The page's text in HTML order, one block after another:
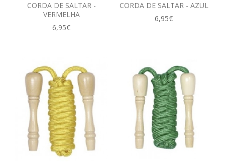
CORDA DE SALTAR -
VERMELHA
6,95€
CORDA DE SALTAR - AZUL
6,95€